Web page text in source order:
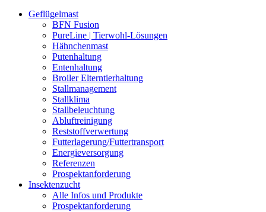
Geflügelmast
BFN Fusion
PureLine | Tierwohl-Lösungen
Hähnchenmast
Putenhaltung
Entenhaltung
Broiler Elterntierhaltung
Stallmanagement
Stallklima
Stallbeleuchtung
Abluftreinigung
Reststoffverwertung
Futterlagerung/Futtertransport
Energieversorgung
Referenzen
Prospektanforderung
Insektenzucht
Alle Infos und Produkte
Prospektanforderung